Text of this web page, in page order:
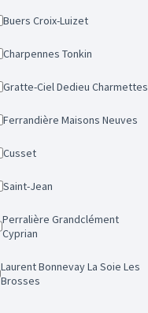
Buers Croix-Luizet
Charpennes Tonkin
Gratte-Ciel Dedieu Charmettes
Ferrandière Maisons Neuves
Cusset
Saint-Jean
Perralière Grandclément
Cyprian
Laurent Bonnevay La Soie Les
Brosses